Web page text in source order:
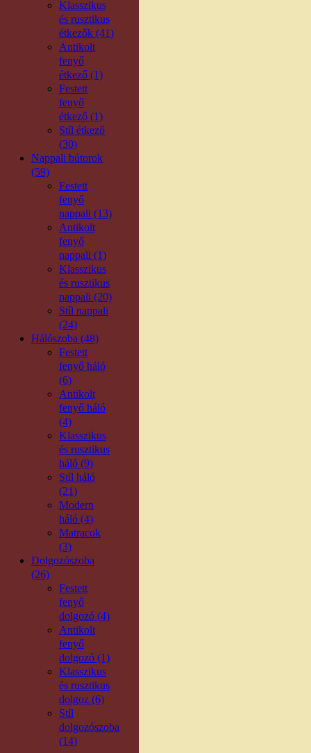
Klasszikus
és rusztikus
étkezők (41)
Antikolt
fenyő
étkező (1)
Festett
fenyő
étkező (1)
Stíl étkező
(30)
Nappali bútorok
(59)
Festett
fenyő
nappali (13)
Antikolt
fenyő
nappali (1)
Klasszikus
és rusztikus
nappali (20)
Stíl nappali
(24)
Hálószoba (48)
Festett
fenyő háló
(6)
Antikolt
fenyő háló
(4)
Klasszikus
és rusztikus
háló (9)
Stíl háló
(21)
Modern
háló (4)
Matracok
(3)
Dolgozószoba
(26)
Festett
fenyő
dolgozó (4)
Antikolt
fenyő
dolgozó (1)
Klasszikus
és rusztikus
dolgoz (6)
Stíl
dolgozószoba
(14)